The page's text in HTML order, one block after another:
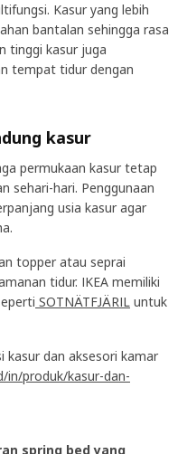
Kasur yang lebih
bantalan sehingga rasa
tinggi kasur juga
tempat tidur dengan
kasur
permukaan kasur tetap
sehari-hari. Penggunaan
usia kasur agar
topper atau seprai
tidur. IKEA memiliki
SOTNÄTFJÄRIL untuk
kasur dan aksesori kamar
in/produk/kasur-dan-
spring bed yang